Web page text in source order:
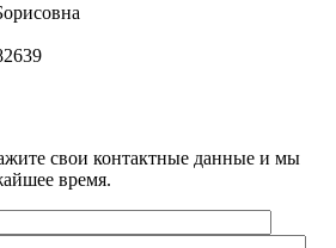
свои контактные данные и мы
время.